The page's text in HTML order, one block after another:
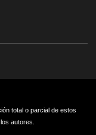
total o parcial de estos
autores.